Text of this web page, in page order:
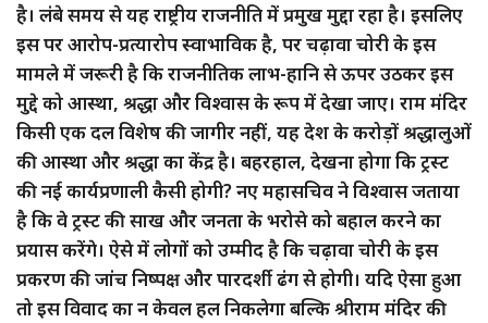
है। लंबे समय से यह राष्ट्रीय राजनीति में प्रमुख मुद्दा रहा है। इसलिए
इस पर आरोप-प्रत्यारोप स्वाभाविक है, पर चढ़ावा चोरी के इस
मामले में जरूरी है कि राजनीतिक लाभ-हानि से ऊपर उठकर इस
मुद्दे को आस्था, श्रद्धा और विश्वास के रूप में देखा जाए। राम मंदिर
किसी एक दल विशेष की जागीर नहीं, यह देश के करोड़ों श्रद्धालुओं
की आस्था और श्रद्धा का केंद्र है। बहरहाल, देखना होगा कि ट्रस्ट
की नई कार्यप्रणाली कैसी होगी? नए महासचिव ने विश्वास जताया
है कि वे ट्रस्ट की साख और जनता के भरोसे को बहाल करने का
प्रयास करेंगे। ऐसे में लोगों को उम्मीद है कि चढ़ावा चोरी के इस
प्रकरण की जांच निष्पक्ष और पारदर्शी ढंग से होगी। यदि ऐसा हुआ
तो इस विवाद का न केवल हल निकलेगा बल्कि श्रीराम मंदिर की